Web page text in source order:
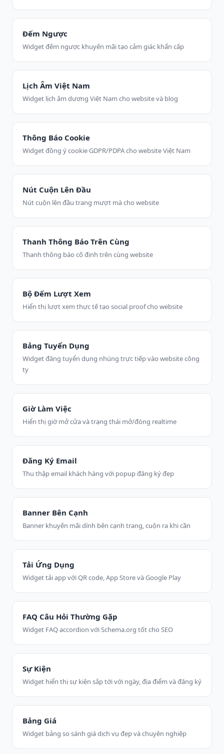
Đếm Ngược
Widget đếm ngược khuyến mãi tạo cảm giác khẩn cấp
Lịch Âm Việt Nam
Widget lịch âm dương Việt Nam cho website và blog
Thông Báo Cookie
Widget đồng ý cookie GDPR/PDPA cho website Việt Nam
Nút Cuộn Lên Đầu
Nút cuộn lên đầu trang mượt mà cho website
Thanh Thông Báo Trên Cùng
Thanh thông báo cố định trên cùng website
Bộ Đếm Lượt Xem
Hiển thị lượt xem thực tế tạo social proof cho website
Bảng Tuyển Dụng
Widget đăng tuyển dụng nhúng trực tiếp vào website công
ty
Giờ Làm Việc
Hiển thị giờ mở cửa và trạng thái mở/đóng realtime
Đăng Ký Email
Thu thập email khách hàng với popup đăng ký đẹp
Banner Bên Cạnh
Banner khuyến mãi dính bên cạnh trang, cuộn ra khi cần
Tải Ứng Dụng
Widget tải app với QR code, App Store và Google Play
FAQ Câu Hỏi Thường Gặp
Widget FAQ accordion với Schema.org tốt cho SEO
Sự Kiện
Widget hiển thị sự kiện sắp tới với ngày, địa điểm và đăng ký
Bảng Giá
Widget bảng so sánh giá dịch vụ đẹp và chuyên nghiệp